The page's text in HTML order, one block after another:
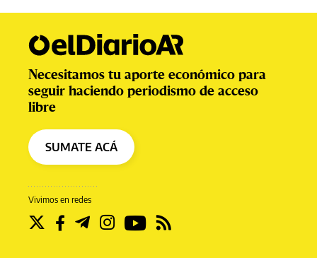
Vivimos en redes
Necesitamos tu aporte económico para
seguir haciendo periodismo de acceso
libre
SUMATE ACÁ